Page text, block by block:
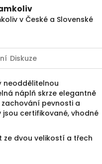
v České a Slovenské
Diskuze
neoddělitelnou
náplň skrze elegantně
pevnosti a
certifikované, vhodné
ze dvou velikostí a třech